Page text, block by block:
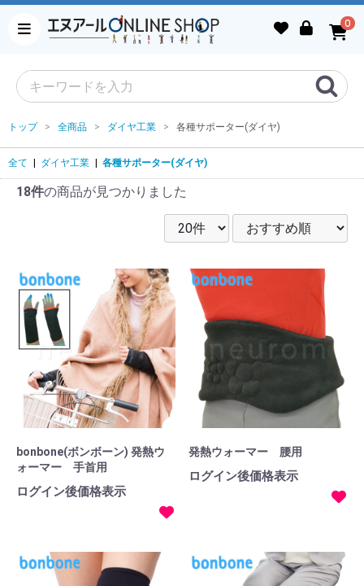
0
トップ 全商品 ダイヤ工業 各種サポーター(ダイヤ)
全て ダイヤ工業 各種サポーター(ダイヤ)
18件の商品が見つかりました
bonbone(ボンボーン) 発熱ウ
ォーマー 手首用
ログイン後価格表示
発熱ウォーマー 腰用
ログイン後価格表示